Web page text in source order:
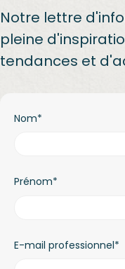
Notre lettre
pleine
tendances et
Nom*
Prénom*
E-mail professionnel*